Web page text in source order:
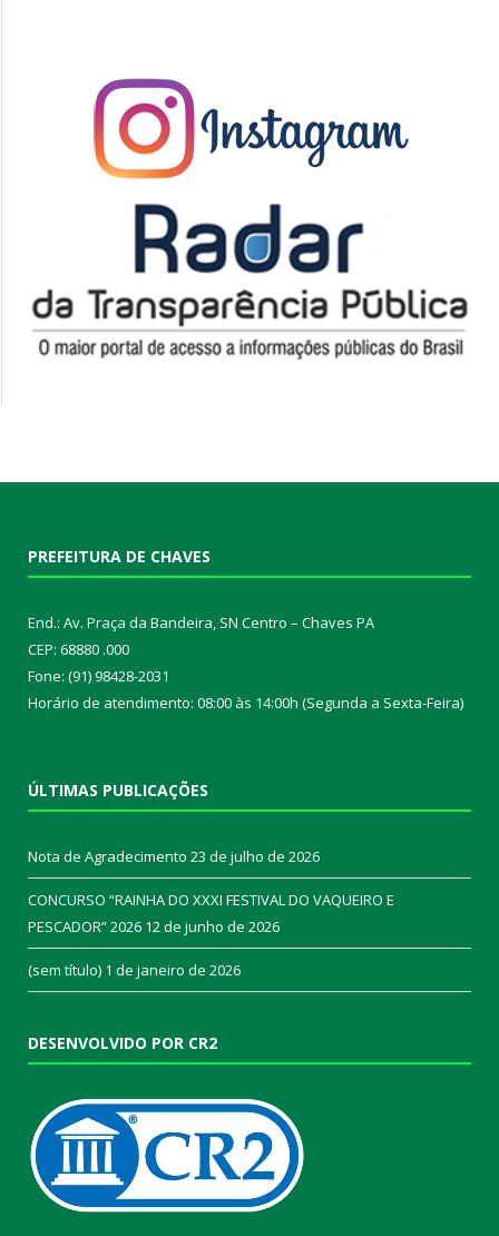
PREFEITURA DE CHAVES
End.: Av. Praça da Bandeira, SN Centro – Chaves PA
CEP: 68880 .000
Fone: (91) 98428-2031
Horário de atendimento: 08:00 às 14:00h (Segunda a Sexta-Feira)
ÚLTIMAS PUBLICAÇÕES
Nota de Agradecimento 23 de julho de 2026
CONCURSO “RAINHA DO XXXI FESTIVAL DO VAQUEIRO E
PESCADOR” 2026 12 de junho de 2026
(sem título) 1 de janeiro de 2026
DESENVOLVIDO POR CR2